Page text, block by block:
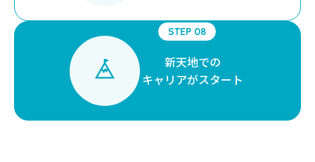
STEP 08
新天地での
キャリアがスタート